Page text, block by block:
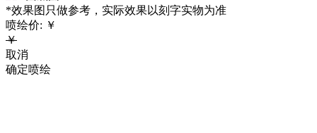
*效果图只做参考，实际效果以刻字实物为准
喷绘价: ￥
￥
取消
确定喷绘